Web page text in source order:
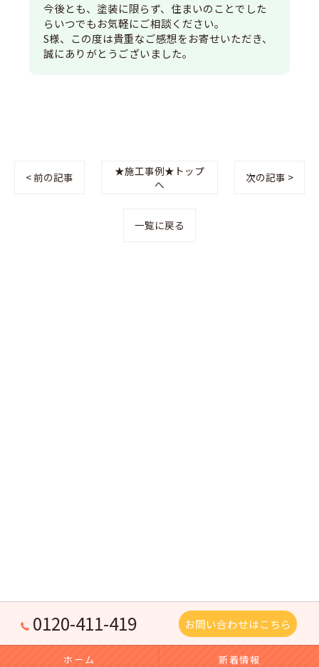
今後とも、塗装に限らず、住まいのことでした
らいつでもお気軽にご相談ください。
S様、この度は貴重なご感想をお寄せいただき、
誠にありがとうございました。
< 前の記事
★施工事例★トップ
へ
次の記事 >
一覧に戻る
0120-411-419 お問い合わせはこちら
ホーム 新着情報